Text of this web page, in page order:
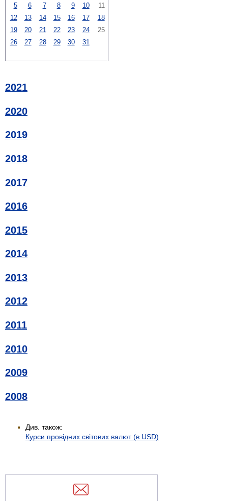
5 6 7 8 9 10
11
12
13 14 15 16 17
18
19
20 21 22 23 24
25
26
27 28 29 30 31
2021
2020
2019
2018
2017
2016
2015
2014
2013
2012
2011
2010
2009
2008
Див. також:
Курси провідних світових валют (в USD)